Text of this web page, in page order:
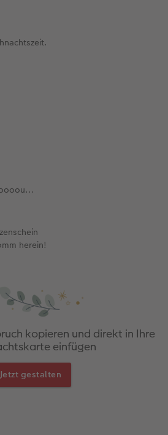
herein!
kopieren und direkt in Ihre
einfügen
Jetzt gestalten